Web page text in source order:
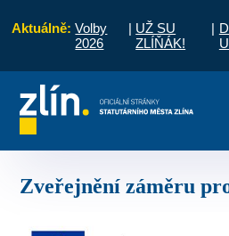
Aktuálně: Volby
2026
| UŽ SU
ZLÍŇÁK!
|
vyřídit Potřebuji
Zveřejnění záměru